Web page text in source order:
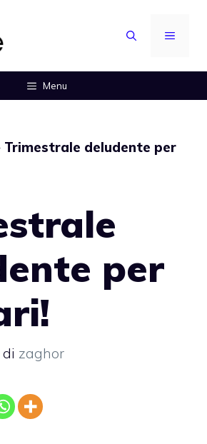
MENU
Menu
Trimestrale deludente per
per
di zaghor